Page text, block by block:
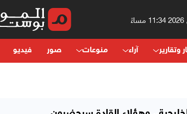
وتقارير آراء منوعات صور فيديو